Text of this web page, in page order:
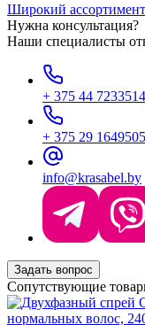
Широкий ассортимент
Нужна консультация?
Наши специалисты
+ 375 44 7233514
+ 375 29 1649505
info@krasabel.by
Задать вопрос
Сопутствующие